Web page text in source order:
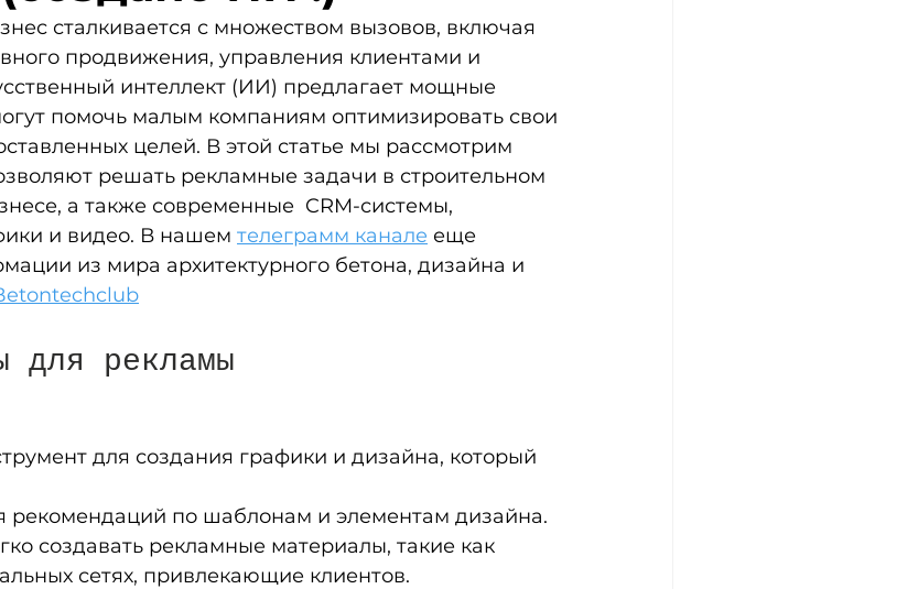
сталкивается с множеством вызовов, включая
продвижения, управления клиентами и
интеллект (ИИ) предлагает мощные
помочь малым компаниям оптимизировать свои
целей. В этой статье мы рассмотрим
решать рекламные задачи в строительном
а также современные  CRM-системы,
и видео. В нашем телеграмм канале еще
из мира архитектурного бетона, дизайна и
для рекламы
для создания графики и дизайна, который
создавать рекламные материалы, такие как
сетях, привлекающие клиентов.